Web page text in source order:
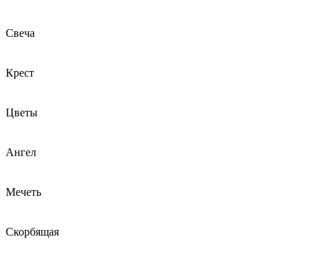
Свеча
Крест
Цветы
Ангел
Мечеть
Скорбящая